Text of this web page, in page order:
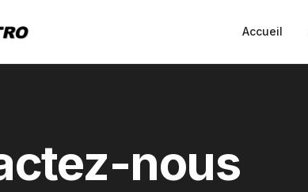
Accueil
nous